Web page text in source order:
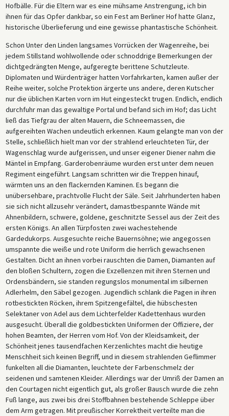
Hofbälle. Für die Eltern war es eine mühsame Anstrengung, ich bin
ihnen für das Opfer dankbar, so ein Fest am Berliner Hof hatte Glanz,
historische Überlieferung und eine gewisse phantastische Schönheit.
Schon Unter den Linden langsames Vorrücken der Wagenreihe, bei
jedem Stillstand wohlwollende oder schnoddrige Bemerkungen der
dichtgedrängten Menge, aufgeregte berittene Schutzleute.
Diplomaten und Würdenträger hatten Vorfahrkarten, kamen außer der
Reihe weiter, solche Protektion ärgerte uns andere, deren Kutscher
nur die üblichen Karten vorn im Hut eingesteckt trugen. Endlich, endlich
durchfuhr man das gewaltige Portal und befand sich im Hof; das Licht
ließ das Tiefgrau der alten Mauern, die Schneemassen, die
aufgereihten Wachen undeutlich erkennen. Kaum gelangte man von der
Stelle, schließlich hielt man vor der strahlend erleuchteten Tür, der
Wagenschlag wurde aufgerissen, und unser eigener Diener nahm die
Mäntel in Empfang. Garderobenräume wurden erst unter dem neuen
Regiment eingeführt. Langsam schritten wir die Treppen hinauf,
wärmten uns an den flackernden Kaminen. Es begann die
unübersehbare, prachtvolle Flucht der Säle. Seit Jahrhunderten haben
sie sich nicht allzusehr verändert, damastbespannte Wände mit
Ahnenbildern, schwere, goldene, geschnitzte Sessel aus der Zeit des
ersten Königs. An allen Türpfosten zwei wachestehende
Gardedukorps. Ausgesuchte reiche Bauernsöhne; wie angegossen
umspannte die weiße und rote Uniform die herrlich gewachsenen
Gestalten. Dicht an ihnen vorbei rauschten die Damen, Diamanten auf
den bloßen Schultern, zogen die Exzellenzen mit ihren Sternen und
Ordensbändern, sie standen regungslos monumental im silbernen
Adlerhelm, den Säbel gezogen. Jugendlich schlank die Pagen in ihren
rotbestickten Röcken, ihrem Spitzengefältel, die hübschesten
Selektaner von Adel aus dem Lichterfelder Kadettenhaus wurden
ausgesucht. Überall die goldbestickten Uniformen der Offiziere, der
hohen Beamten, der Herren vom Hof. Von der Kleidsamkeit, der
Schönheit jenes tausendfachen Kerzenlichtes macht die heutige
Menschheit sich keinen Begriff, und in diesem strahlenden Geflimmer
funkelten all die Diamanten, leuchtete der Farbenschmelz der
seidenen und samtenen Kleider. Allerdings war der Umriß der Damen an
den Courtagen nicht eigentlich gut, als großer Bausch wurde die zehn
Fuß lange, aus zwei bis drei Stoffbahnen bestehende Schleppe über
dem Arm getragen. Mit preußischer Korrektheit verteilte man die